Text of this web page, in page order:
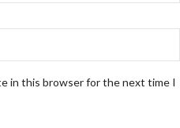
in this browser for the next time I